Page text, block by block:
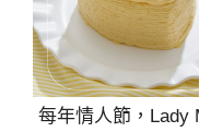
每年情人節，Lady